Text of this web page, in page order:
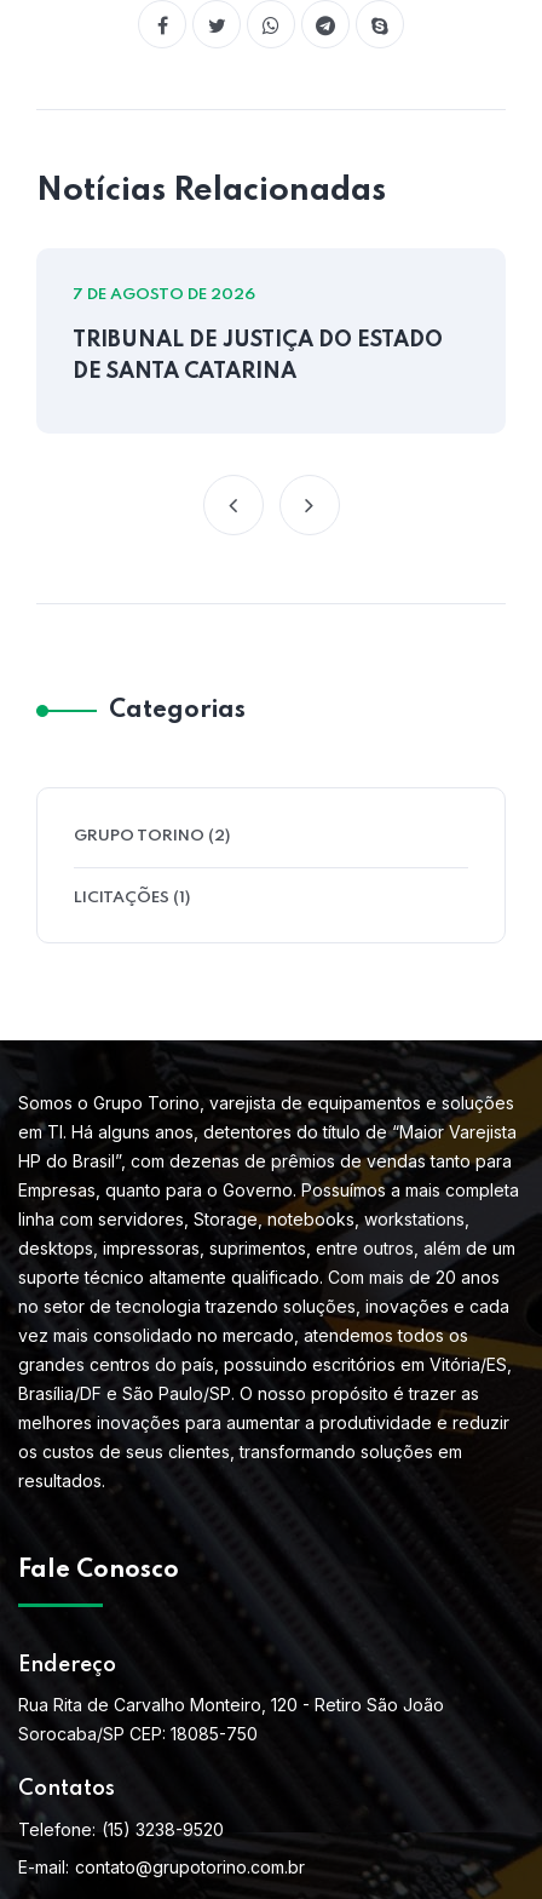
Notícias Relacionadas
7 DE AGOSTO DE 2026
TRIBUNAL DE JUSTIÇA DO ESTADO
DE SANTA CATARINA
Categorias
GRUPO TORINO (2)
LICITAÇÕES (1)
Somos o Grupo Torino, varejista de equipamentos e soluções
em TI. Há alguns anos, detentores do título de “Maior Varejista
HP do Brasil”, com dezenas de prêmios de vendas tanto para
Empresas, quanto para o Governo. Possuímos a mais completa
linha com servidores, Storage, notebooks, workstations,
desktops, impressoras, suprimentos, entre outros, além de um
suporte técnico altamente qualificado. Com mais de 20 anos
no setor de tecnologia trazendo soluções, inovações e cada
vez mais consolidado no mercado, atendemos todos os
grandes centros do país, possuindo escritórios em Vitória/ES,
Brasília/DF e São Paulo/SP. O nosso propósito é trazer as
melhores inovações para aumentar a produtividade e reduzir
os custos de seus clientes, transformando soluções em
resultados.
Fale Conosco
Endereço
Rua Rita de Carvalho Monteiro, 120 - Retiro São João
Sorocaba/SP CEP: 18085-750
Contatos
Telefone: (15) 3238-9520
E-mail: contato@grupotorino.com.br